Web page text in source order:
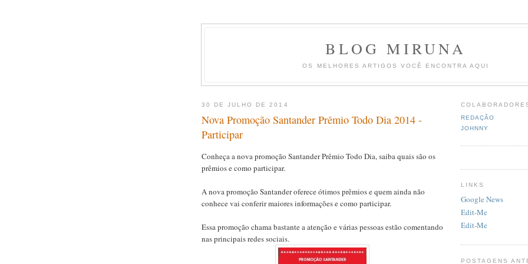
BLOG MIRUNA
OS MELHORES ARTIGOS VOCÊ ENCONTRA AQUI
30 DE JULHO DE 2014
Nova Promoção Santander Prêmio Todo Dia 2014 -
Participar
Conheça a nova promoção Santander Prêmio Todo Dia, saiba quais são os
prêmios e como participar.
A nova promoção Santander oferece ótimos prêmios e quem ainda não
conhece vai conferir maiores informações e como participar.
Essa promoção chama bastante a atenção e várias pessoas estão comentando
nas principais redes sociais.
REDAÇÃO
JOHNNY
LINKS
Google News
Edit-Me
Edit-Me
POSTAGENS